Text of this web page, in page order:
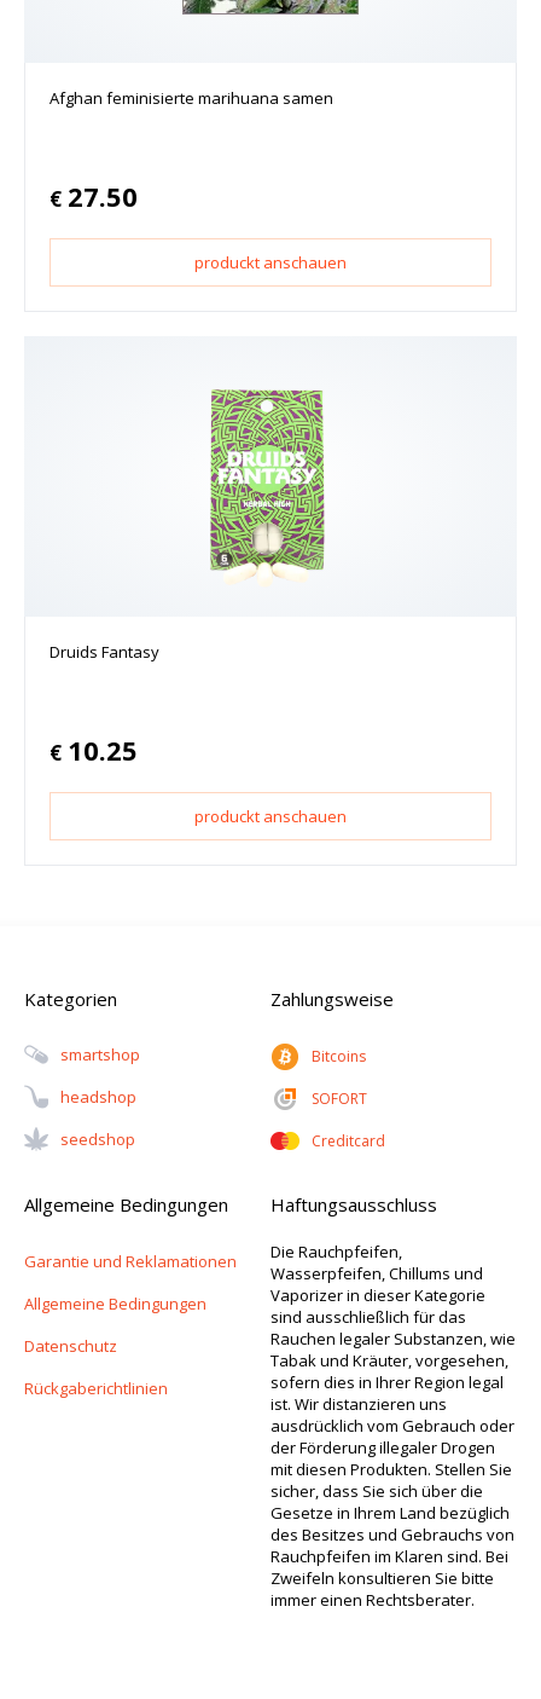
Afghan feminisierte marihuana samen
€ 27.50
produckt anschauen
Druids Fantasy
€ 10.25
produckt anschauen
Kategorien
Smartshop
Headshop
Seedshop
Zahlungsweise
Bitcoins
SOFORT
Creditcard
Allgemeine Bedingungen
Garantie und Reklamationen
Allgemeine Bedingungen
Datenschutz
Rückgaberichtlinien
Haftungsausschluss
Die Rauchpfeifen,
Wasserpfeifen, Chillums und
Vaporizer in dieser Kategorie
sind ausschließlich für das
Rauchen legaler Substanzen, wie
Tabak und Kräuter, vorgesehen,
sofern dies in Ihrer Region legal
ist. Wir distanzieren uns
ausdrücklich vom Gebrauch oder
der Förderung illegaler Drogen
mit diesen Produkten. Stellen Sie
sicher, dass Sie sich über die
Gesetze in Ihrem Land bezüglich
des Besitzes und Gebrauchs von
Rauchpfeifen im Klaren sind. Bei
Zweifeln konsultieren Sie bitte
immer einen Rechtsberater.